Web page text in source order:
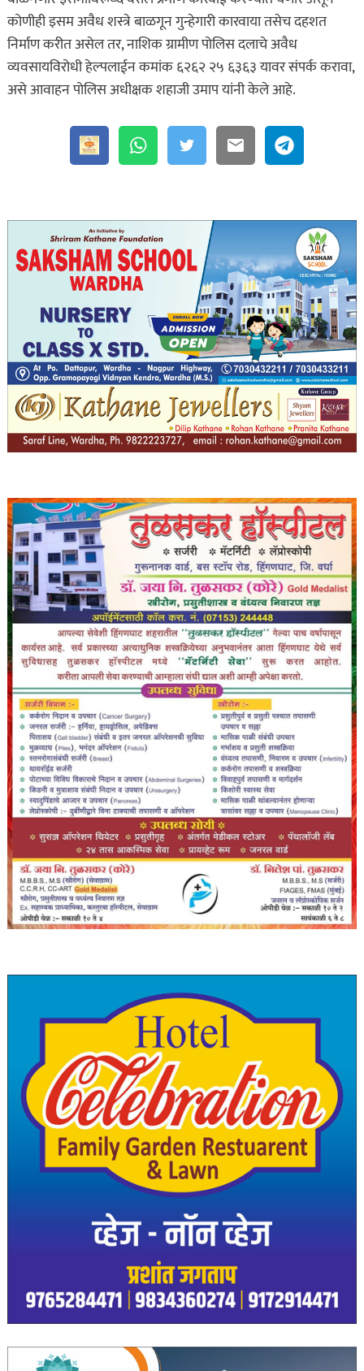
कोणीही इसम अवैध शस्त्रे बाळगून गुन्हेगारी कारवाया तसेच दहशत
निर्माण करीत असेल तर, नाशिक ग्रामीण पोलिस दलाचे अवैध
व्यवसायविरोधी हेल्पलाईन कमांक ६२६२ २५ ६३६३ यावर संपर्क करावा,
असे आवाहन पोलिस अधीक्षक शहाजी उमाप यांनी केले आहे.